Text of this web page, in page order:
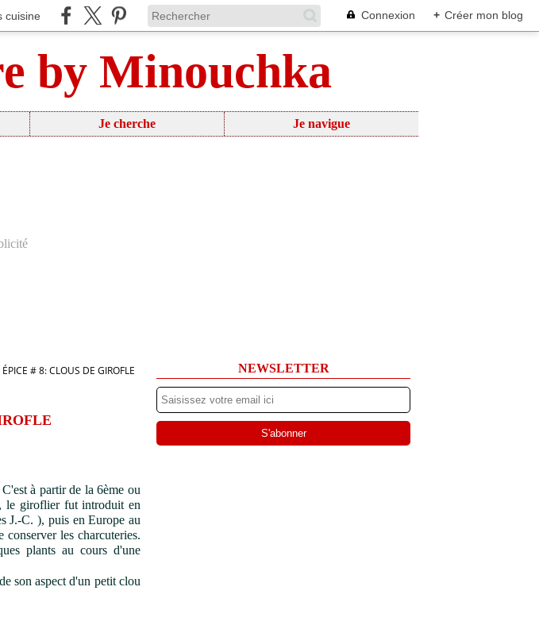
cuisine Connexion + Créer mon blog
by Minouchka
Je cherche Je navigue
# 8: CLOUS DE GIROFLE
à partir de la 6ème ou
le giroflier fut introduit en
J.-C. ), puis en Europe au
les charcuteries.
plants au cours d'une
son aspect d'un petit clou
NEWSLETTER